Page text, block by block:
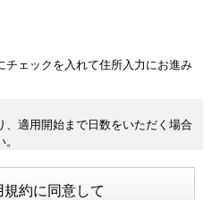
チェックを入れて住所入力にお進み
適用開始まで日数をいただく場合
約に同意して